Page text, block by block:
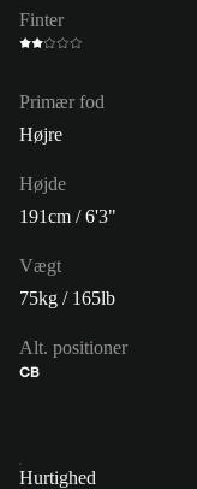
Finter
Primær fod
Højre
Højde
191cm / 6'3"
Vægt
75kg / 165lb
Alt. positioner
CB
Hurtighed